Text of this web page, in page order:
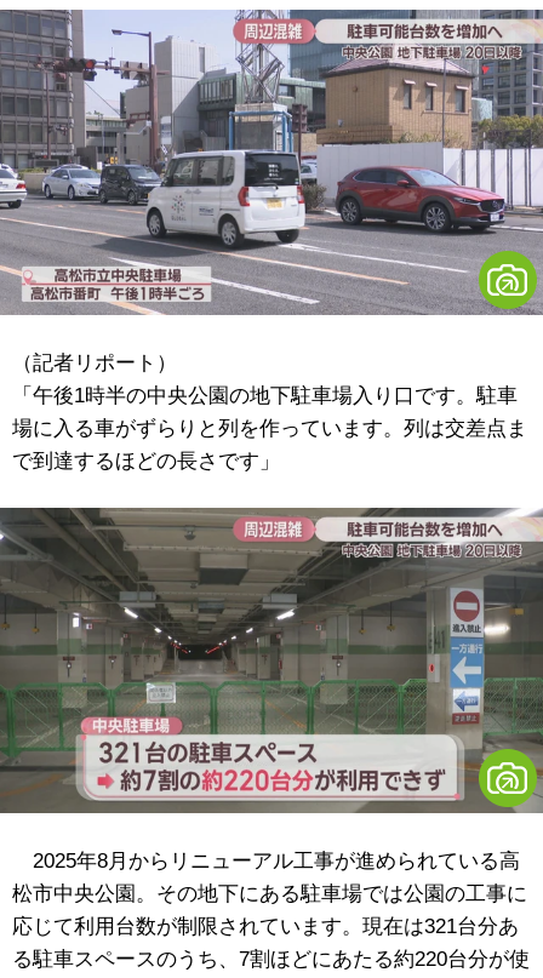
（記者リポート）
「午後1時半の中央公園の地下駐車場入り口です。駐車
場に入る車がずらりと列を作っています。列は交差点ま
で到達するほどの長さです」
2025年8月からリニューアル工事が進められている高
松市中央公園。その地下にある駐車場では公園の工事に
応じて利用台数が制限されています。現在は321台分あ
る駐車スペースのうち、7割ほどにあたる約220台分が使